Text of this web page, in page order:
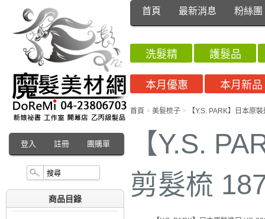
登入 註冊 團購單
首頁 最新消息 粉絲團
商品目錄
洗髮精
護髮品
本月優惠
本月新品
首頁 > 美髮梳子 > 【Y.S. PARK】日本原
【Y.S.
剪髮梳